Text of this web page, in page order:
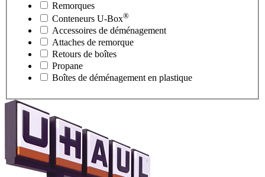
Remorques
Conteneurs U-Box®
Accessoires de déménagement
Attaches de remorque
Retours de boîtes
Propane
Boîtes de déménagement en plastique